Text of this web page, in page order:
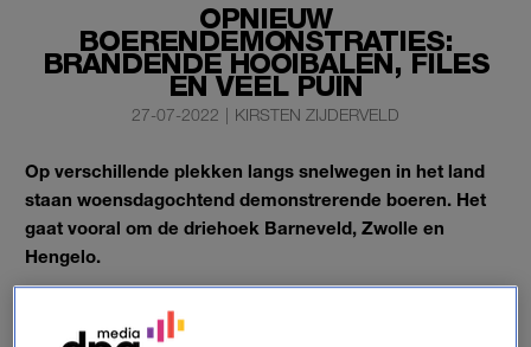
OPNIEUW
BOERENDEMONSTRATIES:
BRANDENDE HOOIBALEN, FILES
EN VEEL PUIN
27-07-2022 | KIRSTEN ZIJDERVELD
Op verschillende plekken langs snelwegen in het land
staan woensdagochtend demonstrerende boeren. Het
gaat vooral om de driehoek Barneveld, Zwolle en
Hengelo.
afritten. Langs de A28 bij Harderwijk zijn hooibalen in brand